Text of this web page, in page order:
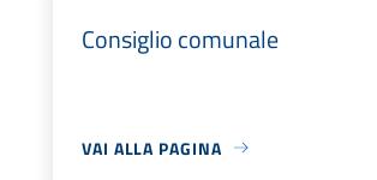
Consiglio comunale
VAI ALLA PAGINA